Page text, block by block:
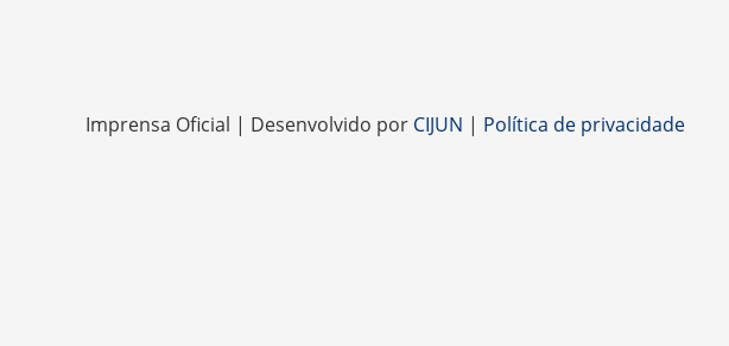
Imprensa Oficial | Desenvolvido por CIJUN | Política de privacidade